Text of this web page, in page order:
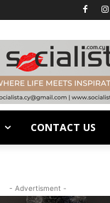
CONTACT US
- Advertisment -